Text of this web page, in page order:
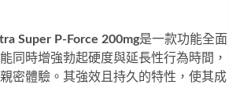
Super P-Force 200mg是一款功能全面
同時增強勃起硬度與延長性行為時間，
密體驗。其強效且持久的特性，使其成